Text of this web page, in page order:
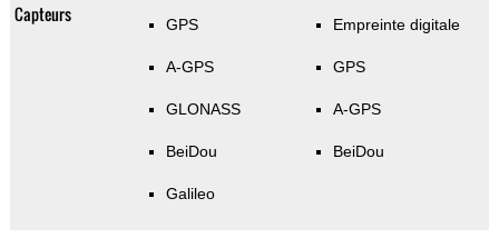
Capteurs GPS
A-GPS
GLONASS
BeiDou
Galileo
Empreinte digitale
GPS
A-GPS
BeiDou